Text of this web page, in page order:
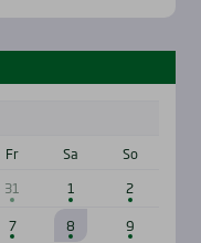
Fr Sa
So
31 1
2
7 8
9